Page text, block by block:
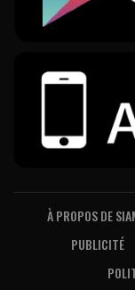
À PROPOS DE
PUBLICITÉ